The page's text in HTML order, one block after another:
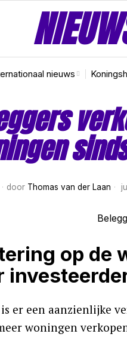
nieuws
door Thomas van der Laan
op de
er een aanzienlijke
woningen